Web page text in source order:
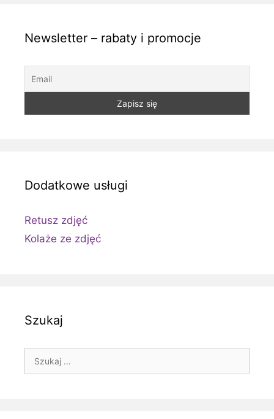
Newsletter – rabaty i promocje
Dodatkowe usługi
Retusz zdjęć
Kolaże ze zdjęć
Szukaj